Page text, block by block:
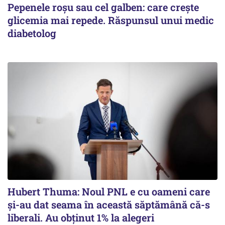
Pepenele roșu sau cel galben: care crește
glicemia mai repede. Răspunsul unui medic
diabetolog
Hubert Thuma: Noul PNL e cu oameni care
și-au dat seama în această săptămână că-s
liberali. Au obținut 1% la alegeri